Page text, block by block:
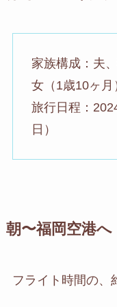
家族構成：夫
女（1歳10ヶ月
旅行日程：
日）
朝〜福岡空港へ
フライト時間の、